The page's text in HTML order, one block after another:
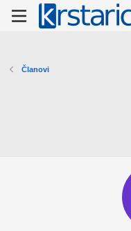
Članovi